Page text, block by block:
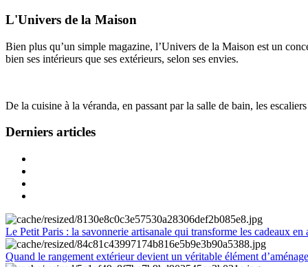
L'Univers de la Maison
Bien plus qu’un simple magazine, l’Univers de la Maison est un
bien ses intérieurs que ses extérieurs, selon ses envies.
De la cuisine à la véranda, en passant par la salle de bain, les
Derniers articles
Le Petit Paris : la savonnerie artisanale qui transforme les cadeaux en
Quand le rangement extérieur devient un véritable élément